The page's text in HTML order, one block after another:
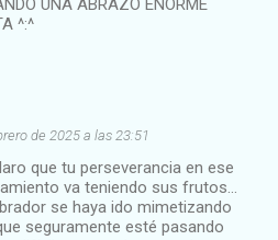
UNA ABRAZO ENORME
^:^
de 2025 a las 23:51
que tu perseverancia en ese
va teniendo sus frutos...
se haya ido mimetizando
seguramente esté pasando